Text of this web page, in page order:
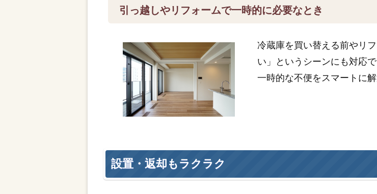
引っ越しやリフォームで一時的に必要なとき
冷蔵庫を買い替える前やリ
い」というシーンにも対応
一時的な不便をスマートに解
設置・返却もラクラク